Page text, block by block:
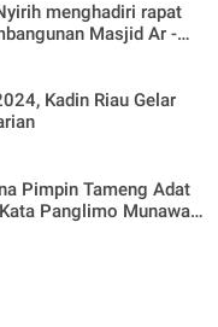
menghadiri rapat
Masjid Ar -
bersama warga
Kadin Riau Gelar
Pimpin Tameng Adat
Panglimo Munawar